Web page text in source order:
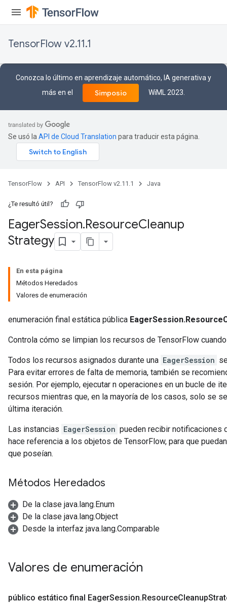
TensorFlow v2.11.1
Conozca lo último en aprendizaje automático, IA generativa y
más en el
Simposio WiML 2023.
Se usó la API de Cloud Translation para traducir esta página.
TensorFlow API TensorFlow v2.11.1 Java
¿Te resultó útil?
EagerSession.ResourceCleanup
Strategy
En esta página
Métodos Heredados
Valores de enumeración
enumeración final estática pública
Controla cómo se limpian los recursos de TensorFlow
Todos los recursos asignados durante una EagerSession
Para evitar errores de falta de memoria, también se
sesión. Por ejemplo, ejecutar n operaciones en un bucle de
recursos mientras que, en la mayoría de los casos, solo se
última iteración.
Las instancias EagerSession pueden recibir notificaciones
hace referencia a los objetos de TensorFlow, para que
que poseían.
Métodos Heredados
De la clase java.lang.Enum
De la clase java.lang.Object
Desde la interfaz java.lang.Comparable
Valores de enumeración
público estático final EagerSession.ResourceCleanup